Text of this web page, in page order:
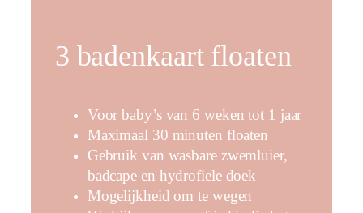
3 badenkaart floaten
Voor baby’s van 6 weken tot 1 jaar
Maximaal 30 minuten floaten
Gebruik van wasbare zwemluier,
badcape en hydrofiele doek
Mogelijkheid om te wegen